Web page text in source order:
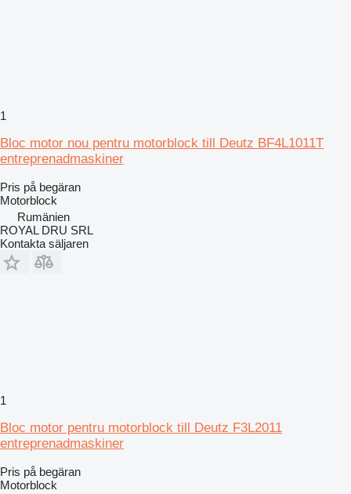
1
Bloc motor nou pentru motorblock till Deutz BF4L1011T
entreprenadmaskiner
Pris på begäran
Motorblock
Rumänien
ROYAL DRU SRL
Kontakta säljaren
1
Bloc motor pentru motorblock till Deutz F3L2011
entreprenadmaskiner
Pris på begäran
Motorblock